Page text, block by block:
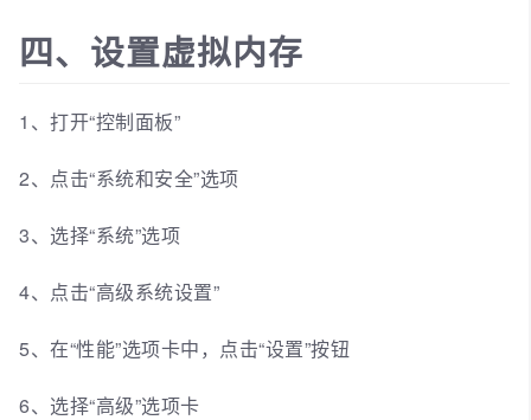
四、设置虚拟内存
1、打开“控制面板”
2、点击“系统和安全”选项
3、选择“系统”选项
4、点击“高级系统设置”
5、在“性能”选项卡中，点击“设置”按钮
6、选择“高级”选项卡